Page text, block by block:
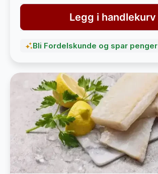
Legg i handlekurv
Bli Fordelskunde og spar penger